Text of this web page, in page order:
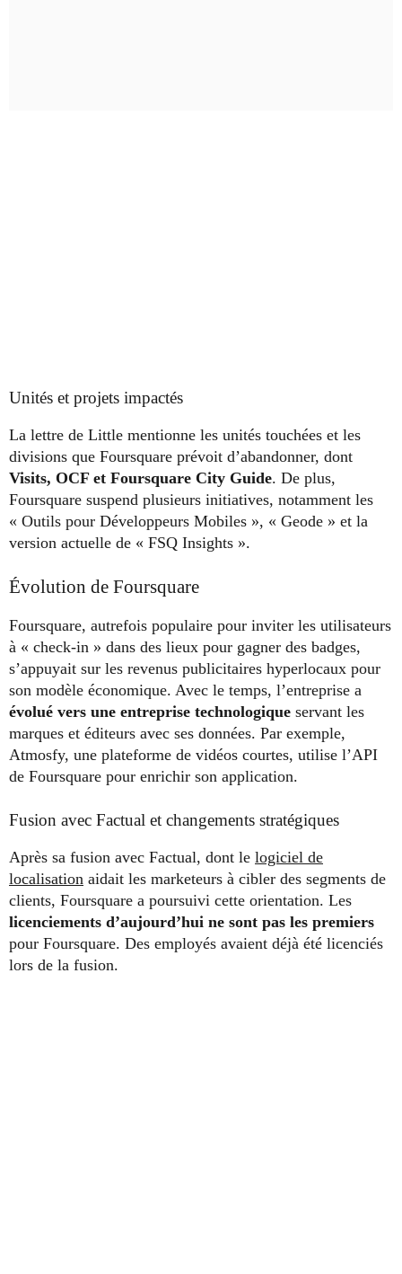
Unités et projets impactés
La lettre de Little mentionne les unités touchées et les
divisions que Foursquare prévoit d’abandonner, dont
Visits, OCF et Foursquare City Guide. De plus,
Foursquare suspend plusieurs initiatives, notamment les
« Outils pour Développeurs Mobiles », « Geode » et la
version actuelle de « FSQ Insights ».
Évolution de Foursquare
Foursquare, autrefois populaire pour inviter les utilisateurs
à « check-in » dans des lieux pour gagner des badges,
s’appuyait sur les revenus publicitaires hyperlocaux pour
son modèle économique. Avec le temps, l’entreprise a
évolué vers une entreprise technologique servant les
marques et éditeurs avec ses données. Par exemple,
Atmosfy, une plateforme de vidéos courtes, utilise l’API
de Foursquare pour enrichir son application.
Fusion avec Factual et changements stratégiques
Après sa fusion avec Factual, dont le logiciel de
localisation aidait les marketeurs à cibler des segments de
clients, Foursquare a poursuivi cette orientation. Les
licenciements d’aujourd’hui ne sont pas les premiers
pour Foursquare. Des employés avaient déjà été licenciés
lors de la fusion.